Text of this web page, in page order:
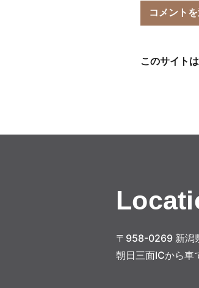
このサイト
〒958-0269 新潟
朝日三面ICから車